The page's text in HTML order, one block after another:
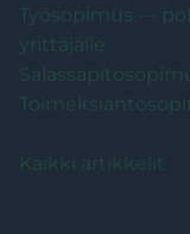
Työsopimus —
yrittäjälle
Kaikki artikkelit